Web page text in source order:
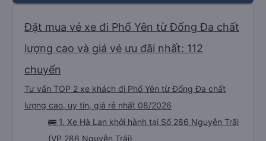
Đặt mua vé xe đi Phổ Yên từ Đống Đa chất
lượng cao và giá vé ưu đãi nhất: 112
chuyến
Tư vấn TOP 2 xe khách đi Phổ Yên từ Đống Đa chất
lượng cao, uy tín, giá rẻ nhất 08/2026
🚌 1. Xe Hà Lan khởi hành tại Số 286 Nguyễn Trãi
(VP 286 Nguyễn Trãi)